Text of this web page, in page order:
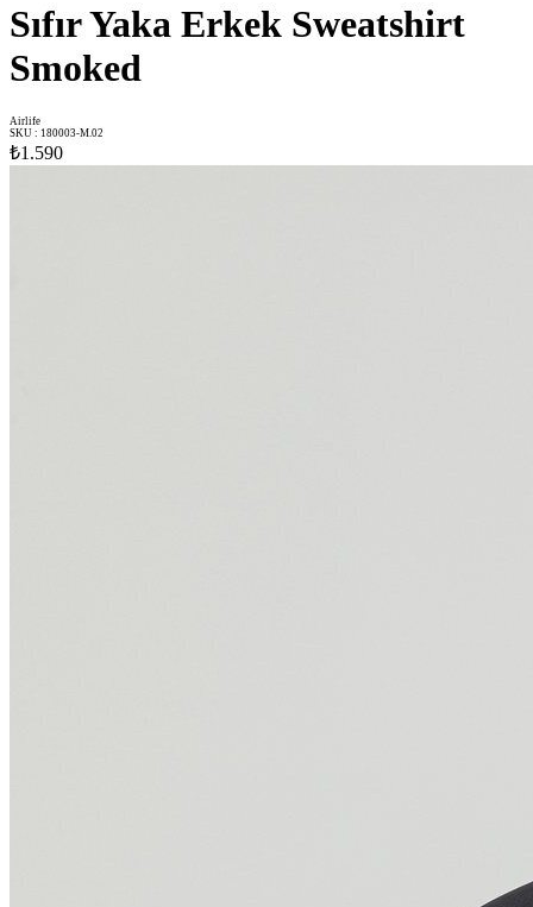
Sıfır Yaka Erkek Sweatshirt
Smoked
Airlife
SKU : 180003-M.02
₺1.590